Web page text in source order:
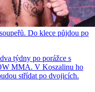
Do klece půjdou po
týdny po porážce s
MMA. V Koszalinu ho
střídat po dvojicích.